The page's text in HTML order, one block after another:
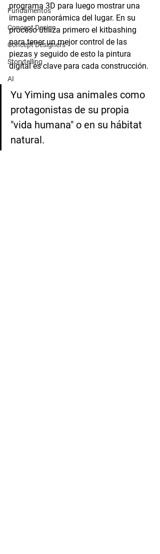
Fundamentos
Concept Design
Concept Designers
Storytelling
AI
programa 3D para luego mostrar una
imagen panorámica del lugar. En su
proceso utiliza primero el kitbashing
para tener un mejor control de las
piezas y seguido de esto la pintura
digital es clave para cada construcción.
Yu Yiming usa animales como
protagonistas de su propia
"vida humana" o en su hábitat
natural.